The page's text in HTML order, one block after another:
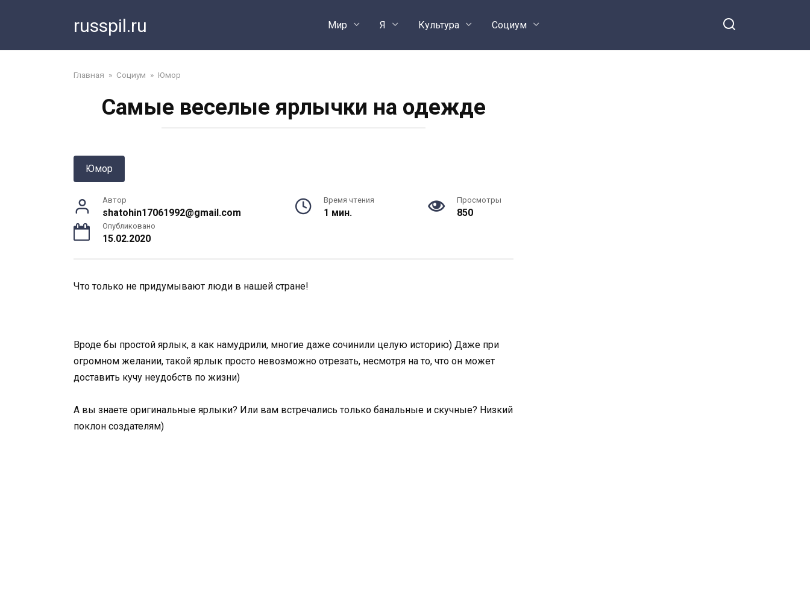
russpil.ru Мир Я Культура Социум
Главная » Социум » Юмор
Самые веселые ярлычки на одежде
Юмор
Автор
shatohin17061992@gmail.com
Время чтения
1 мин.
Просмотры
850
Опубликовано
15.02.2020
Что только не придумывают люди в нашей стране!
Вроде бы простой ярлык, а как намудрили, многие даже сочинили целую историю) Даже при
огромном желании, такой ярлык просто невозможно отрезать, несмотря на то, что он может
доставить кучу неудобств по жизни)
А вы знаете оригинальные ярлыки? Или вам встречались только банальные и скучные? Низкий
поклон создателям)